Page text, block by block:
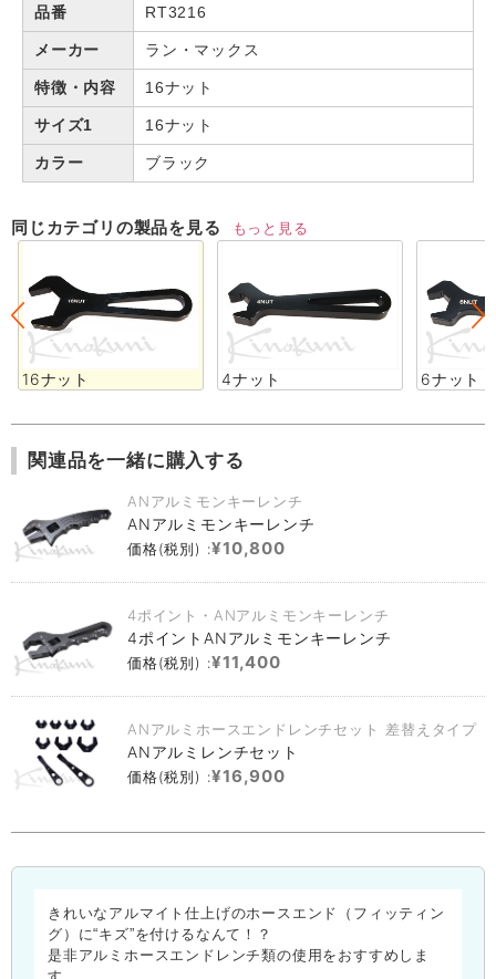
品番 RT3216
メーカー ラン・マックス
特徴・内容 16ナット
サイズ1 16ナット
カラー ブラック
同じカテゴリの製品を見る もっと見る
16ナット 4ナット 6ナット
関連品を一緒に購入する
ANアルミモンキーレンチ
ANアルミモンキーレンチ
価格(税別) :¥10,800
4ポイント・ANアルミモンキーレンチ
4ポイントANアルミモンキーレンチ
価格(税別) :¥11,400
ANアルミホースエンドレンチセット 差替えタイプ
ANアルミレンチセット
価格(税別) :¥16,900
きれいなアルマイト仕上げのホースエンド（フィッティン
グ）に“キズ”を付けるなんて！？
是非アルミホースエンドレンチ類の使用をおすすめしま